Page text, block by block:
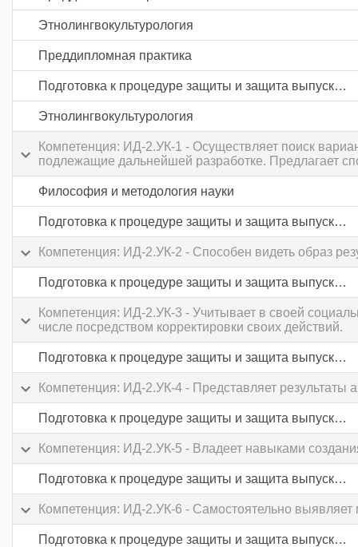
Этнолингвокультурология
Преддипломная практика
Подготовка к процедуре защиты и защита выпускной квалификационной работы
Этнолингвокультурология
Компетенция: ИД-2.УК-1 - Осуществляет поиск
подлежащие дальнейшей разработке. Предлагает
Философия и методология науки
Подготовка к процедуре защиты и защита выпускной квалификационной работы
Компетенция: ИД-2.УК-2 - Способен видеть образ
Подготовка к процедуре защиты и защита выпускной квалификационной работы
Компетенция: ИД-2.УК-3 - Учитывает в своей
числе посредством корректировки своих действий.
Подготовка к процедуре защиты и защита выпускной квалификационной работы
Компетенция: ИД-2.УК-4 - Представляет
Подготовка к процедуре защиты и защита выпускной квалификационной работы
Компетенция: ИД-2.УК-5 - Владеет навыками
Подготовка к процедуре защиты и защита выпускной квалификационной работы
Компетенция: ИД-2.УК-6 - Самостоятельно
Подготовка к процедуре защиты и защита выпускной квалификационной работы